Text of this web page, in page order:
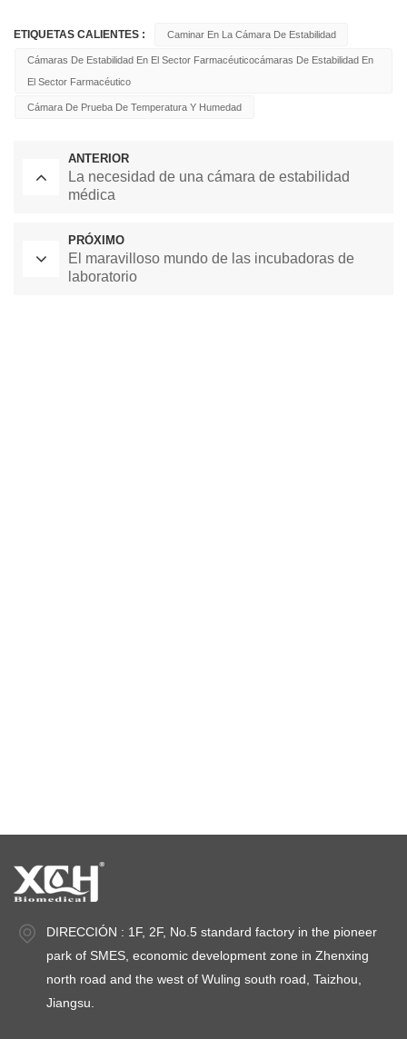
ETIQUETAS CALIENTES : Caminar En La Cámara De Estabilidad
Cámaras De Estabilidad En El Sector Farmacéuticocámaras De Estabilidad En
El Sector Farmacéutico
Cámara De Prueba De Temperatura Y Humedad
ANTERIOR
La necesidad de una cámara de estabilidad
médica
PRÓXIMO
El maravilloso mundo de las incubadoras de
laboratorio
DIRECCIÓN : 1F, 2F, No.5 standard factory in the pioneer
park of SMES, economic development zone in Zhenxing
north road and the west of Wuling south road, Taizhou,
Jiangsu.